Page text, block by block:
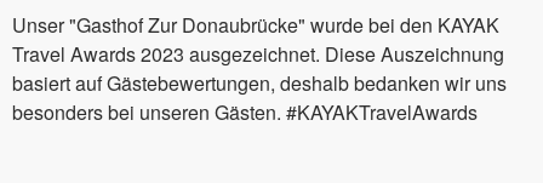
Unser "Gasthof Zur Donaubrücke" wurde bei den KAYAK
Travel Awards 2023 ausgezeichnet. Diese Auszeichnung
basiert auf Gästebewertungen, deshalb bedanken wir uns
besonders bei unseren Gästen. #KAYAKTravelAwards